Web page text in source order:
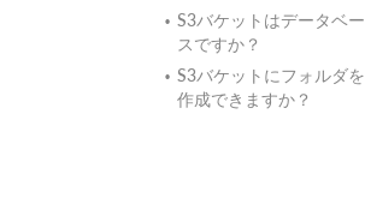
S3バケットはデータベー
スですか？
S3バケットにフォルダを
作成できますか？